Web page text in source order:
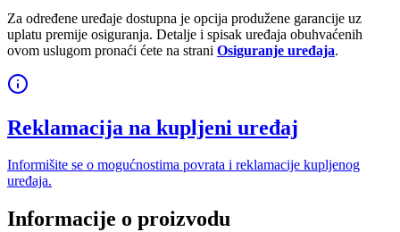
Za određene uređaje dostupna je opcija produžene garancije uz
uplatu premije osiguranja. Detalje i spisak uređaja obuhvaćenih
ovom uslugom pronaći ćete na strani Osiguranje uređaja.
Reklamacija na kupljeni uređaj
Informišite se o mogućnostima povrata i reklamacije kupljenog
uređaja.
Informacije o proizvodu